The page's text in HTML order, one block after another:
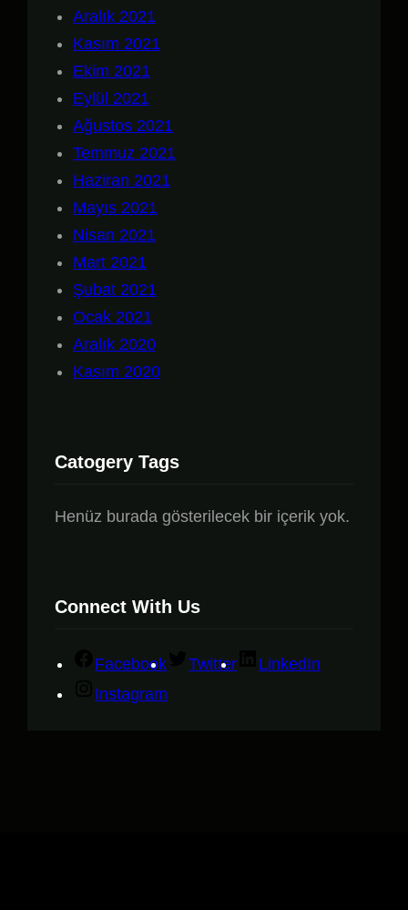
Aralık 2021
Kasım 2021
Ekim 2021
Eylül 2021
Ağustos 2021
Temmuz 2021
Haziran 2021
Mayıs 2021
Nisan 2021
Mart 2021
Şubat 2021
Ocak 2021
Aralık 2020
Kasım 2020
Catogery Tags
Henüz burada gösterilecek bir içerik yok.
Connect With Us
Facebook Twitter
LinkedIn
Instagram